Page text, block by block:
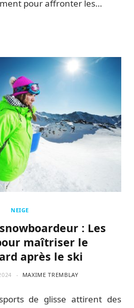
pour affronter les…
NEIGE
: Les
maîtriser le
après le ski
MAXIME TREMBLAY
de glisse attirent des